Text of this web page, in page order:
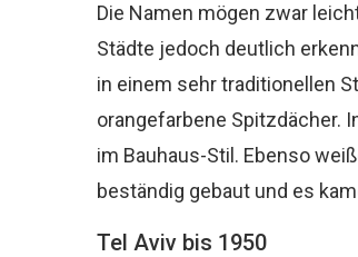
Die Namen mögen zwar
Städte jedoch deutlich
in einem sehr traditionellen
orangefarbene Spitzdächer.
im Bauhaus-Stil. Ebenso
beständig gebaut und es
Tel Aviv bis 1950